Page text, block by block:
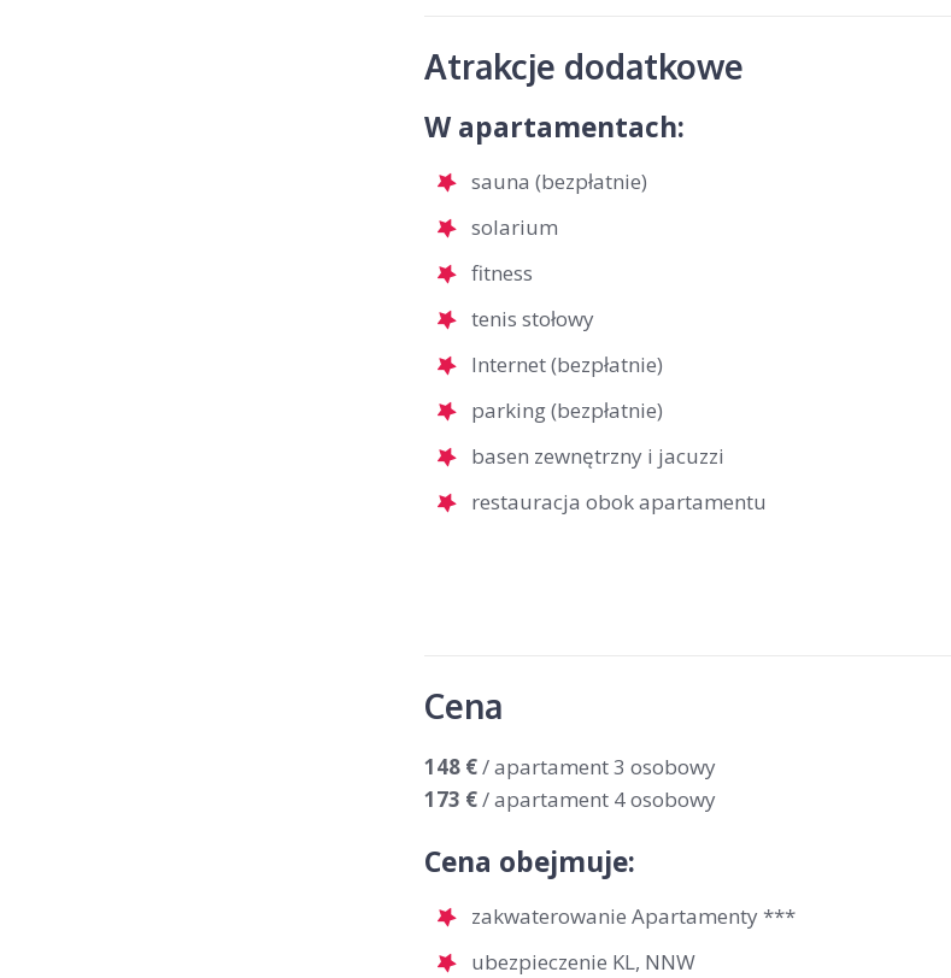
Atrakcje dodatkowe
W apartamentach:
sauna (bezpłatnie)
solarium
fitness
tenis stołowy
Internet (bezpłatnie)
parking (bezpłatnie)
basen zewnętrzny i jacuzzi
restauracja obok apartamentu
Cena
148 €/ apartament 3 osobowy
173 €/ apartament 4 osobowy
Cena obejmuje:
zakwaterowanie Apartamenty ***
ubezpieczenie KL, NNW